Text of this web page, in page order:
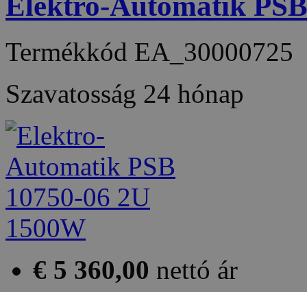
Termékkód EA_30000725
Szavatosság 24 hónap
€ 5 360,00 nettó ár